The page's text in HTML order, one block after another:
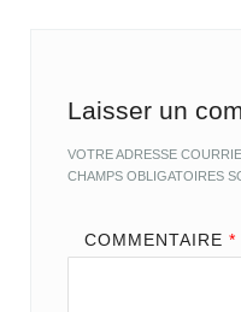
Laisser un
VOTRE ADRESSE
CHAMPS OBLIGATOIRES
COMMENTAIRE *